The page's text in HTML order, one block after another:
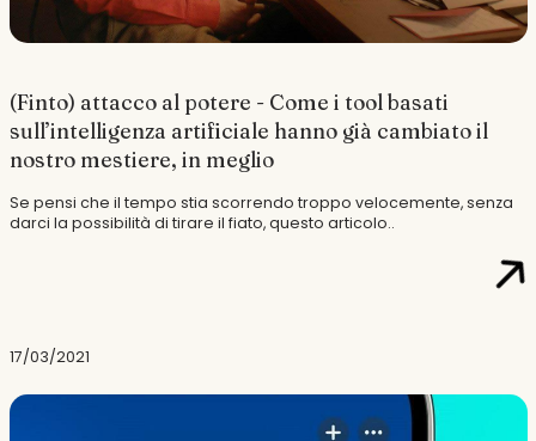
(Finto) attacco al potere - Come i tool basati
sull’intelligenza artificiale hanno già cambiato il
nostro mestiere, in meglio
Se pensi che il tempo stia scorrendo troppo velocemente, senza
darci la possibilità di tirare il fiato, questo articolo..
17/03/2021